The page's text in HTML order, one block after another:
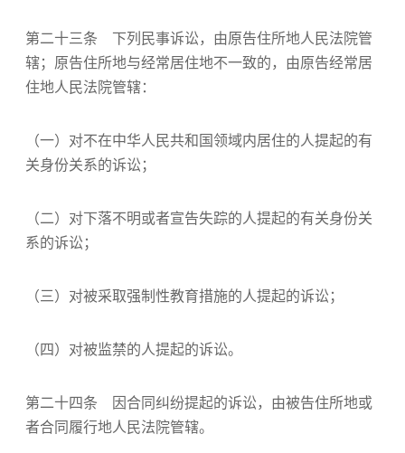
第二十三条 下列民事诉讼，由原告住所地人民法院管
辖；原告住所地与经常居住地不一致的，由原告经常居
住地人民法院管辖：
（一）对不在中华人民共和国领域内居住的人提起的有
关身份关系的诉讼；
（二）对下落不明或者宣告失踪的人提起的有关身份关
系的诉讼；
（三）对被采取强制性教育措施的人提起的诉讼；
（四）对被监禁的人提起的诉讼。
第二十四条 因合同纠纷提起的诉讼，由被告住所地或
者合同履行地人民法院管辖。